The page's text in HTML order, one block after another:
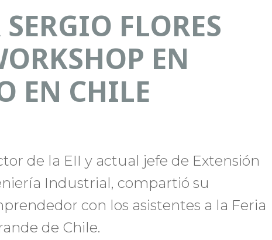
FLORES
EN
EN CHILE
de la EII y actual jefe de Extensión
Industrial, compartió su
con los asistentes a la Feria
de Chile.